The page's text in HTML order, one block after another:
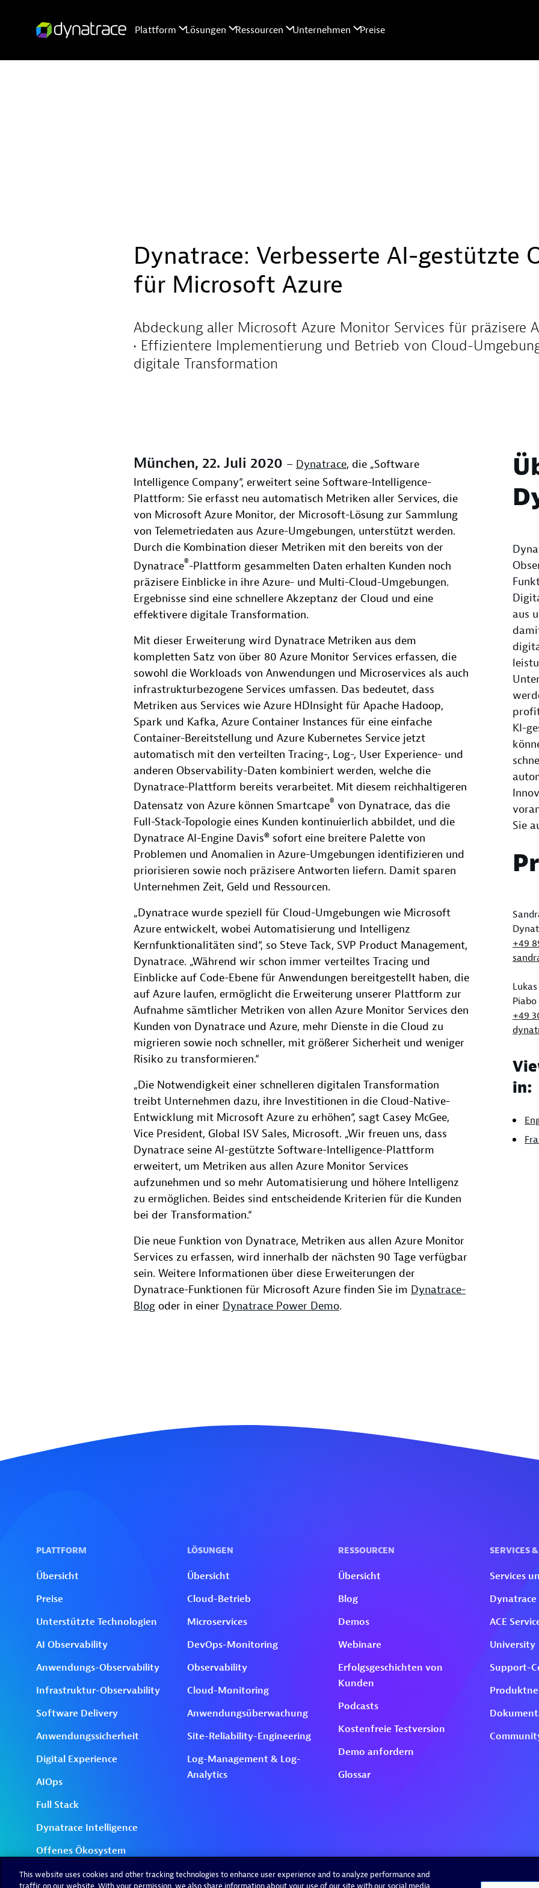
Dynatrace: Verbesserte AI-gestützte
für Microsoft Azure
Abdeckung aller Microsoft Azure Monitor Services für präzisere
• Effizientere Implementierung und Betrieb von Cloud-
digitale Transformation
München, 22. Juli 2020 – Dynatrace, die „Software
Intelligence Company“, erweitert seine Software-Intelligence-
Plattform: Sie erfasst neu automatisch Metriken aller Services, die
von Microsoft Azure Monitor, der Microsoft-Lösung zur Sammlung
von Telemetriedaten aus Azure-Umgebungen, unterstützt werden.
Durch die Kombination dieser Metriken mit den bereits von der
Dynatrace®-Plattform gesammelten Daten erhalten Kunden noch
präzisere Einblicke in ihre Azure- und Multi-Cloud-Umgebungen.
Ergebnisse sind eine schnellere Akzeptanz der Cloud und eine
effektivere digitale Transformation.
Mit dieser Erweiterung wird Dynatrace Metriken aus dem
kompletten Satz von über 80 Azure Monitor Services erfassen, die
sowohl die Workloads von Anwendungen und Microservices als auch
infrastrukturbezogene Services umfassen. Das bedeutet, dass
Metriken aus Services wie Azure HDInsight für Apache Hadoop,
Spark und Kafka, Azure Container Instances für eine einfache
Container-Bereitstellung und Azure Kubernetes Service jetzt
automatisch mit den verteilten Tracing-, Log-, User Experience- und
anderen Observability-Daten kombiniert werden, welche die
Dynatrace-Plattform bereits verarbeitet. Mit diesem reichhaltigeren
Datensatz von Azure können Smartcape® von Dynatrace, das die
Full-Stack-Topologie eines Kunden kontinuierlich abbildet, und die
Dynatrace AI-Engine Davis® sofort eine breitere Palette von
Problemen und Anomalien in Azure-Umgebungen identifizieren und
priorisieren sowie noch präzisere Antworten liefern. Damit sparen
Unternehmen Zeit, Geld und Ressourcen.
„Dynatrace wurde speziell für Cloud-Umgebungen wie Microsoft
Azure entwickelt, wobei Automatisierung und Intelligenz
Kernfunktionalitäten sind“, so Steve Tack, SVP Product Management,
Dynatrace. „Während wir schon immer verteiltes Tracing und
Einblicke auf Code-Ebene für Anwendungen bereitgestellt haben, die
auf Azure laufen, ermöglicht die Erweiterung unserer Plattform zur
Aufnahme sämtlicher Metriken von allen Azure Monitor Services den
Kunden von Dynatrace und Azure, mehr Dienste in die Cloud zu
migrieren sowie noch schneller, mit größerer Sicherheit und weniger
Risiko zu transformieren.“
„Die Notwendigkeit einer schnelleren digitalen Transformation
treibt Unternehmen dazu, ihre Investitionen in die Cloud-Native-
Entwicklung mit Microsoft Azure zu erhöhen“, sagt Casey McGee,
Vice President, Global ISV Sales, Microsoft. „Wir freuen uns, dass
Dynatrace seine AI-gestützte Software-Intelligence-Plattform
erweitert, um Metriken aus allen Azure Monitor Services
aufzunehmen und so mehr Automatisierung und höhere Intelligenz
zu ermöglichen. Beides sind entscheidende Kriterien für die Kunden
bei der Transformation.“
Die neue Funktion von Dynatrace, Metriken aus allen Azure Monitor
Services zu erfassen, wird innerhalb der nächsten 90 Tage verfügbar
sein. Weitere Informationen über diese Erweiterungen der
Dynatrace-Funktionen für Microsoft Azure finden Sie im Dynatrace-
Blog oder in einer Dynatrace Power Demo.
aus
KI-
Sie
+49
+49
in:
This website uses cookies and other tracking technologies to enhance user experience and to analyze performance and
traffic on our website. With your permission, we also share information about your use of our site with our social media,